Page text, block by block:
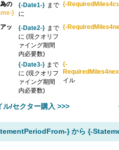
の
}
{-Date1-} まで
に
{-
ッ
{-Date2-} まで
に (現クオリフ
ァイング期間
内必要数)
{-
{-Date3-} まで
に (現クオリフ
ァイング期間
内必要数)
{-
イル
ル/セクター購入 >>>
} から {-